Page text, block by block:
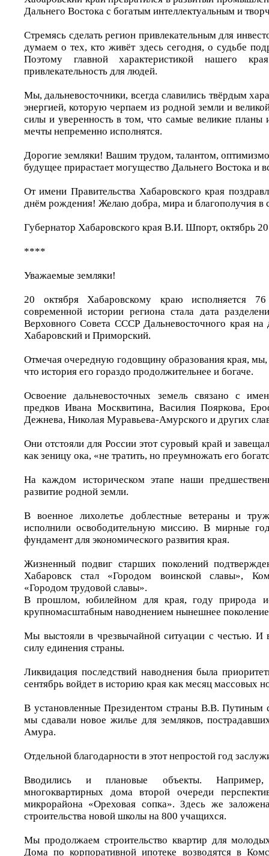
Дальнего Востока с богатым интеллектуальным и
Стремясь сделать регион привлекательным для
думаем о тех, кто живёт здесь сегодня, о судьбе
Поэтому главной характеристикой нашего
привлекательность для людей.
Мы, дальневосточники, всегда славились твёрдым
энергией, которую черпаем из родной земли и
силы и уверенность в том, что самые великие планы
мечты непременно исполнятся.
Дорогие земляки! Вашим трудом, талантом,
будущее прирастает могущество Дальнего Востока и
От имени Правительства Хабаровского края
днём рождения! Желаю добра, мира и благополучия в
Губернатор Хабаровского края В.И. Шпорт, октябрь
****
Уважаемые земляки!
20 октября Хабаровскому краю исполняется
современной истории региона стала дата
Верховного Совета СССР Дальневосточного края на
Хабаровский и Приморский.
Отмечая очередную годовщину образования края,
что история его гораздо продолжительнее и богаче.
Освоение дальневосточных земель связано с
предков Ивана Москвитина, Василия Пояркова,
Дежнева, Николая Муравьева-Амурского и других
Они отстояли для России этот суровый край и
как зеницу ока, «не тратить, но преумножать его
На каждом историческом этапе наши
развитие родной земли.
В военное лихолетье доблестные ветераны и
исполнили освободительную миссию. В мирные
фундамент для экономического развития края.
Жизненный подвиг старших поколений
Хабаровск стал «Городом воинской славы»,
«Городом трудовой славы».
В прошлом, юбилейном для края, году природа
крупномасштабным наводнением нынешнее поколение
Мы выстояли в чрезвычайной ситуации с честью. И
силу единения страны.
Ликвидация последствий наводнения была
сентябрь войдет в историю края как месяц массовых
В установленные Президентом страны В.В. Путиным
мы сдавали новое жилье для земляков,
Амура.
Отдельной благодарности в этот непростой год
Вводились и плановые объекты.
многоквартирных дома второй очереди
микрорайона «Ореховая сопка». Здесь же
строительства новой школы на 800 учащихся.
Мы продолжаем строительство квартир для
Дома по корпоративной ипотеке возводятся в